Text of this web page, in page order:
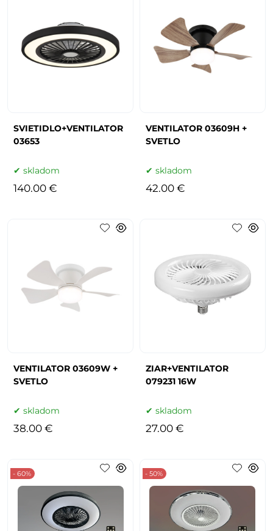
SVIETIDLO+VENTILATOR
03653
skladom
140.00 €
VENTILATOR 03609H +
SVETLO
skladom
42.00 €
VENTILATOR 03609W +
SVETLO
skladom
38.00 €
ZIAR+VENTILATOR
079231 16W
skladom
27.00 €
- 60% - 50%